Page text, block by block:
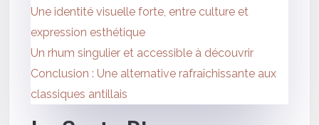
Une identité visuelle forte, entre culture et
expression esthétique
Un rhum singulier et accessible à découvrir
Conclusion : Une alternative rafraîchissante aux
classiques antillais